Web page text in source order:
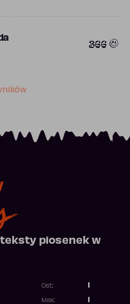
366
piosenek w
Ost.:
Max: